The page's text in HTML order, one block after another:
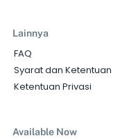
Lainnya
FAQ
Syarat dan Ketentuan
Ketentuan Privasi
Available Now